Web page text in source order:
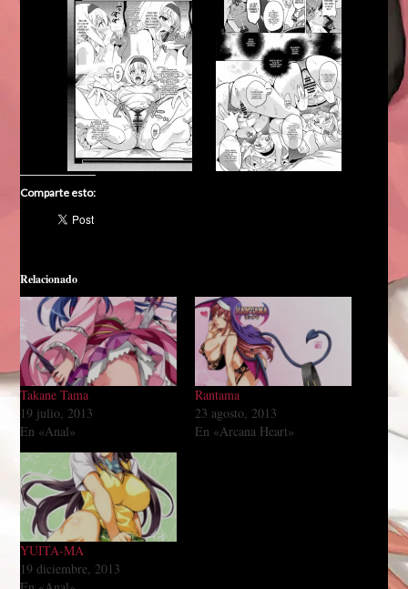
Comparte esto:
Relacionado
Takane Tama
19 julio, 2013
En «Anal»
Rantama
23 agosto, 2013
En «Arcana Heart»
YUITA-MA
19 diciembre, 2013